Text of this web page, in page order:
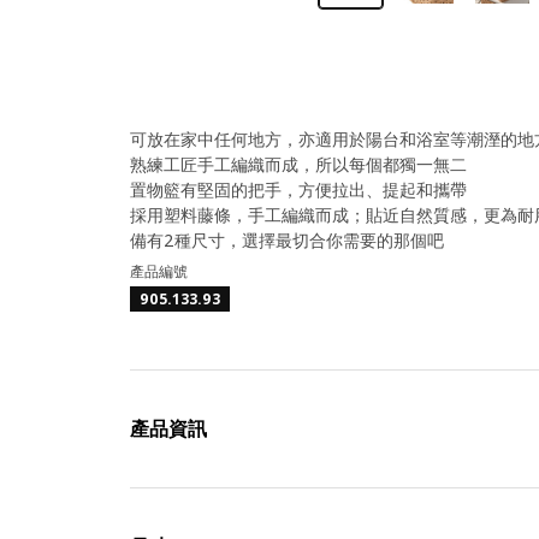
可放在家中任何地方，亦適用於陽台和浴室等潮溼的地
熟練工匠手工編織而成，所以每個都獨一無二
置物籃有堅固的把手，方便拉出、提起和攜帶
採用塑料藤條，手工編織而成；貼近自然質感，更為
備有2種尺寸，選擇最切合你需要的那個吧
產品編號
905.133.93
產品資訊